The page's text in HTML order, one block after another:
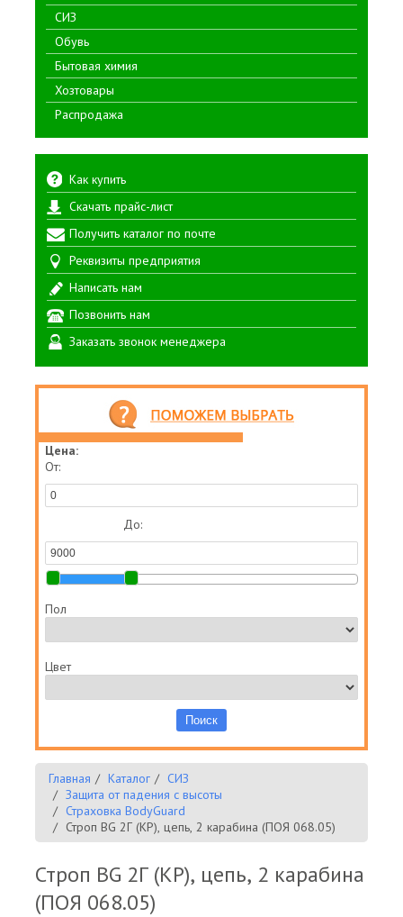
СИЗ
Обувь
Бытовая химия
Хозтовары
Распродажа
Как купить
Скачать прайс-лист
Получить каталог по почте
Реквизиты предприятия
Написать нам
Позвонить нам
Заказать звонок менеджера
Цена:
От:
До:
Пол
Цвет
Главная Каталог
СИЗ
Защита от падения с высоты
Страховка BodyGuard
Строп BG 2Г (КР), цепь, 2 карабина (ПОЯ 068.05)
Строп BG 2Г (КР), цепь, 2 карабина
(ПОЯ 068.05)